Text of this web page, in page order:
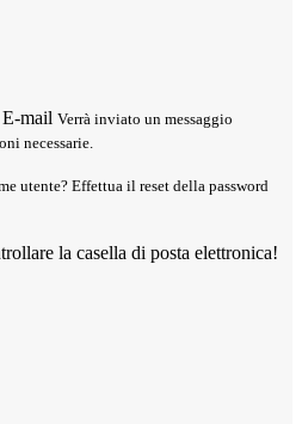
E-mail Verrà inviato un messaggio
necessarie.
utente? Effettua il reset della password
la casella di posta elettronica!